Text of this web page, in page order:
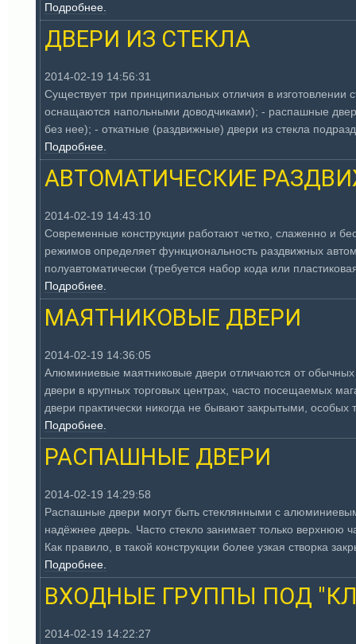
Подробнее.
ДВЕРИ ИЗ СТЕКЛА
2014-02-19 14:56:31
Существует три принципиальных отличия в изготовлении
оснащаются напольными доводчиками); - распашные
без нее); - откатные (раздвижные) двери из стекла
Подробнее.
АВТОМАТИЧЕСКИЕ
2014-02-19 14:43:10
Современные конструкции работают четко, слаженно и
режимов определяет функциональность раздвижных
полуавтоматически (требуется набор кода или
Подробнее.
МАЯТНИКОВЫЕ ДВЕРИ
2014-02-19 14:36:05
Алюминиевые маятниковые двери отличаются от обычных
двери в крупных торговых центрах, часто посещаемых
двери практически никогда не бывают закрытыми,
Подробнее.
РАСПАШНЫЕ ДВЕРИ
2014-02-19 14:29:58
Распашные двери могут быть стеклянными с
надёжнее дверь. Часто стекло занимает только
Как правило, в такой конструкции более узкая створка
Подробнее.
ВХОДНЫЕ ГРУППЫ ПОД
2014-02-19 14:22:27